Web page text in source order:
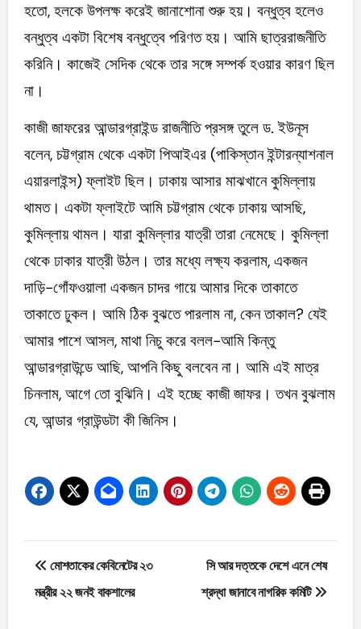
হতো, হলকে উপলক্ষ করেই জানাশোনা শুরু হয়। বন্ধুত্ব হলেও
বন্ধুত্ব একটা বিশেষ বন্ধুত্বে পরিণত হয়। আমি ছাত্ররাজনীতি
করিনি। কাজেই সেদিক থেকে তার সঙ্গে সম্পর্ক হওয়ার কারণ ছিল
না।
কাজী জাফরের আন্ডারগ্রাইন্ড রাজনীতি প্রসঙ্গ তুলে ড. ইউনূস
বলেন, চট্টগ্রাম থেকে একটা পিআইএর (পাকিস্তান ইন্টারন্যাশনাল
এয়ারলাইন্স) ফ্লাইট ছিল। ঢাকায় আসার মাঝখানে কুমিল্লায়
থামত। একটা ফ্লাইটে আমি চট্টগ্রাম থেকে ঢাকায় আসছি,
কুমিল্লায় থামল। যারা কুমিল্লার যাত্রী তারা নেমেছে। কুমিল্লা
থেকে ঢাকার যাত্রী উঠল। তার মধ্যে লক্ষ্য করলাম, একজন
দাড়ি-গোঁফওয়ালা একজন চাদর গায়ে আমার দিকে তাকাতে
তাকাতে ঢুকল। আমি ঠিক বুঝতে পারলাম না, কেন তাকাল? যেই
আমার পাশে আসল, মাথা নিচু করে বলল-আমি কিন্তু
আন্ডারগ্রাউন্ডে আছি, আপনি কিছু বলবেন না। আমি এই মাত্র
চিনলাম, আগে তো বুঝিনি। এই হচ্ছে কাজী জাফর। তখন বুঝলাম
যে, আন্ডার গ্রাউন্ডটা কী জিনিস।
Post
navigation
মোশতাকের কেবিনেটের ২৩
মন্ত্রীর ২২ জনই বাকশালের
সি আর দত্তকে দেশে এনে শেষ
শ্রদ্ধা জানাবে নাগরিক কমিটি